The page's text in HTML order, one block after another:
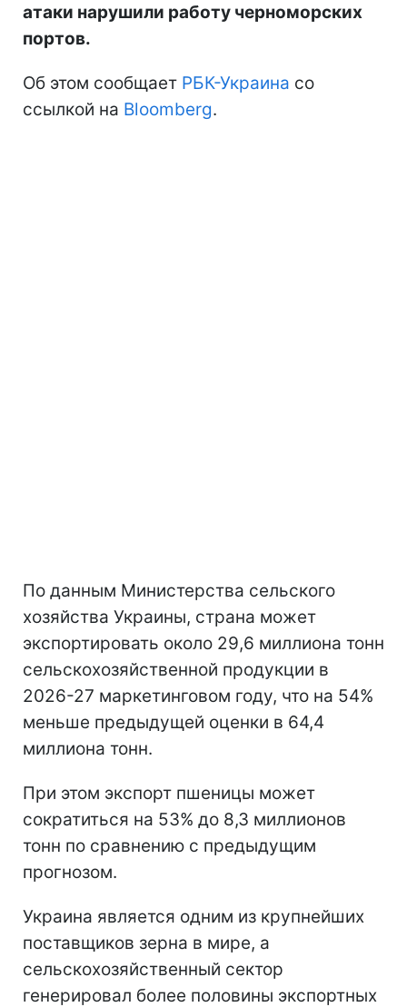
атаки нарушили работу черноморских
портов.
Об этом сообщает РБК-Украина со
ссылкой на Bloomberg.
По данным Министерства сельского
хозяйства Украины, страна может
экспортировать около 29,6 миллиона тонн
сельскохозяйственной продукции в
2026-27 маркетинговом году, что на 54%
меньше предыдущей оценки в 64,4
миллиона тонн.
При этом экспорт пшеницы может
сократиться на 53% до 8,3 миллионов
тонн по сравнению с предыдущим
прогнозом.
Украина является одним из крупнейших
поставщиков зерна в мире, а
сельскохозяйственный сектор
генерировал более половины экспортных